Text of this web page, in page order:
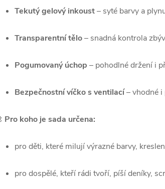
Tekutý gelový inkoust– syté barvy a
Transparentní tělo– snadná kontrola
Pogumovaný úchop – pohodlné držení i
Bezpečnostní víčko s ventilací– vhodné i
Pro koho je sada určena:
pro děti, které milují výrazné barvy,
pro dospělé, kteří rádi tvoří, píší deníky,